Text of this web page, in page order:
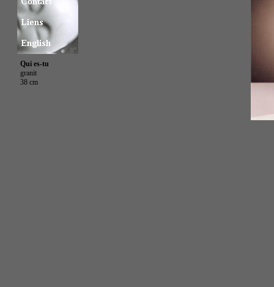
Qui es-tu
granit
38 cm